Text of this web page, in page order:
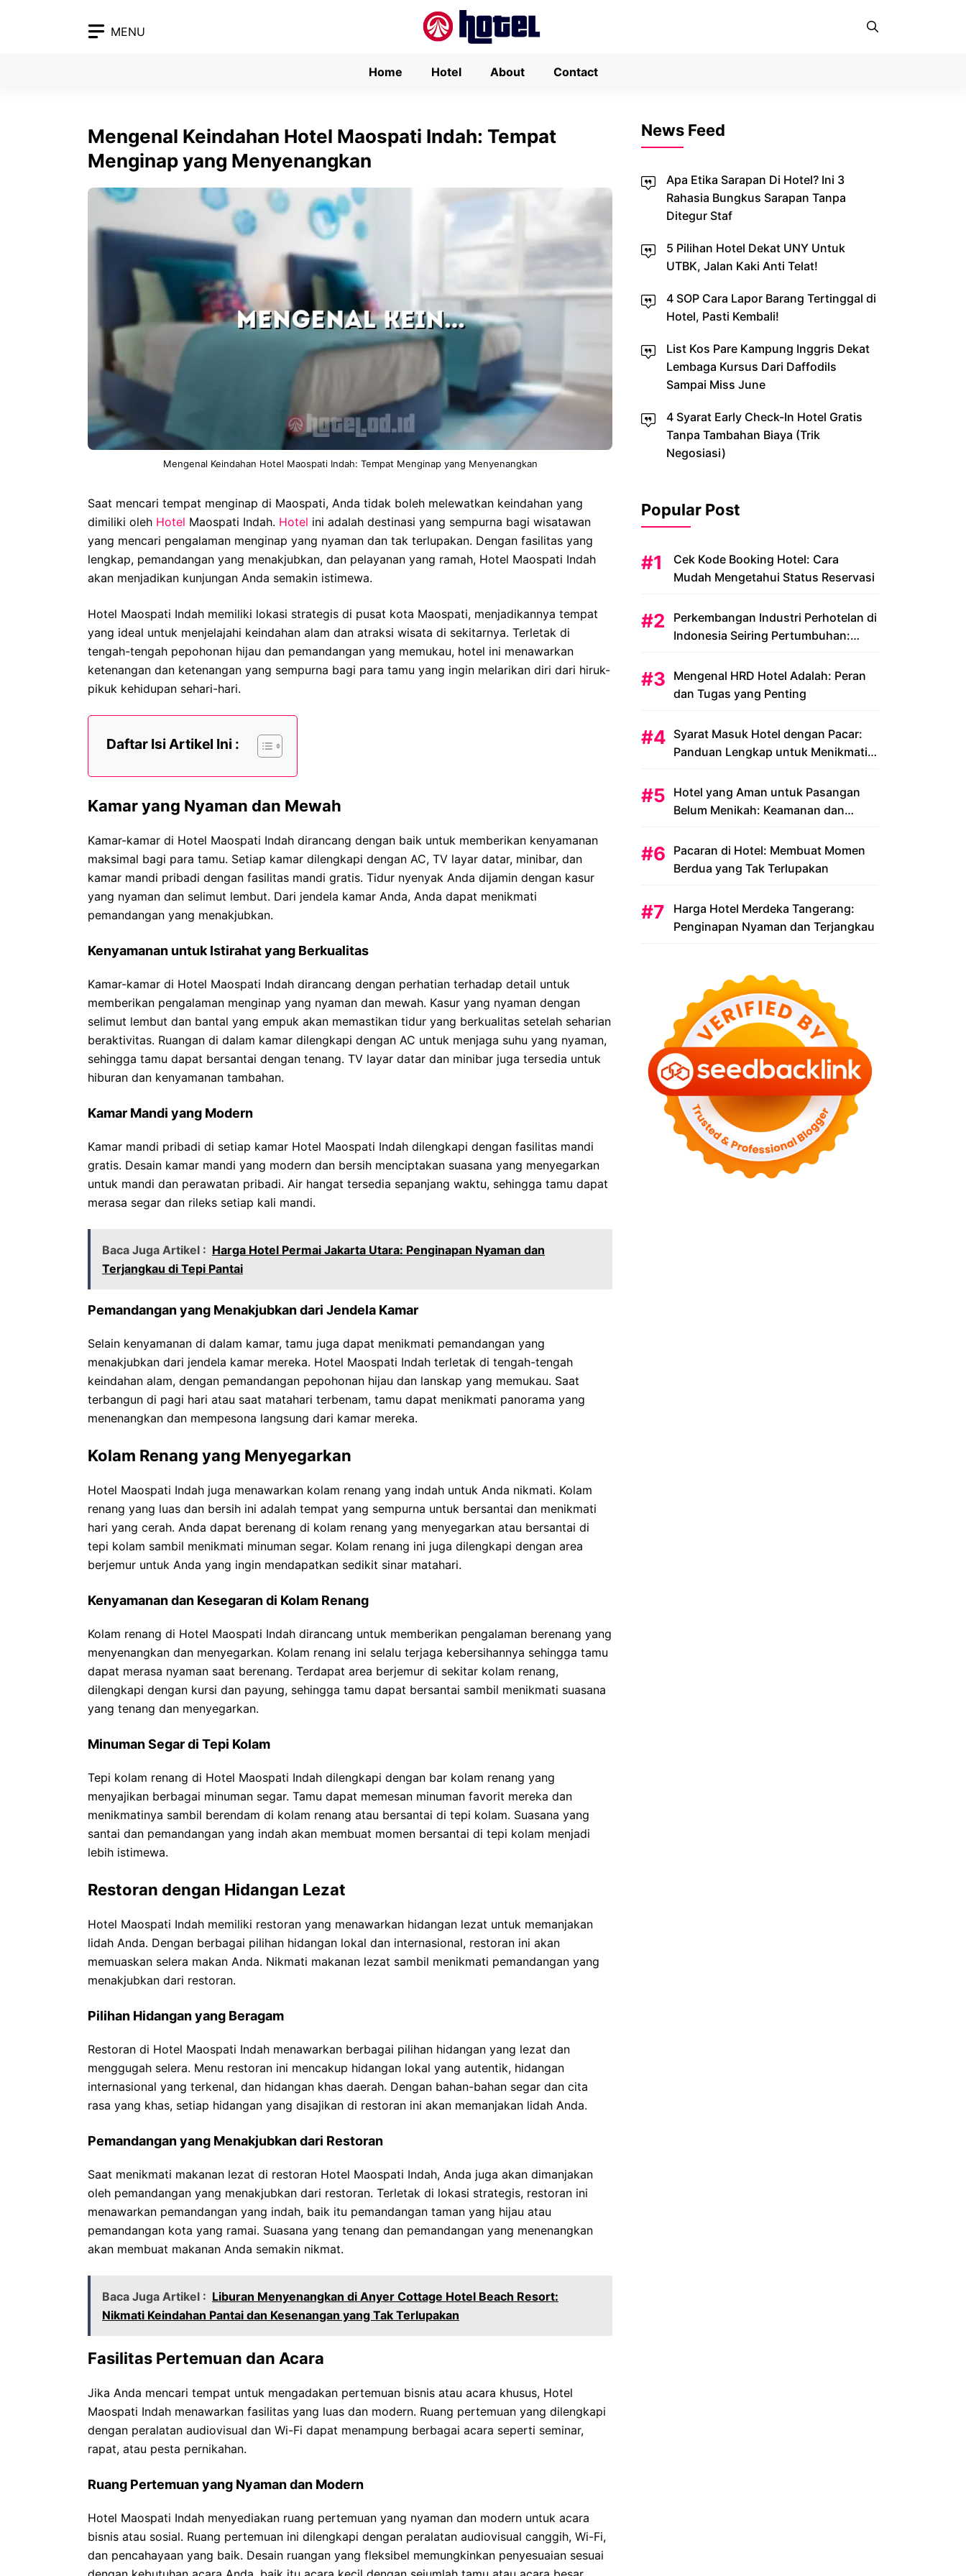
MENU
Home Hotel About Contact
Mengenal Keindahan Hotel Maospati Indah: Tempat
Menginap yang Menyenangkan
Mengenal Keindahan Hotel Maospati Indah: Tempat Menginap yang Menyenangkan
Saat mencari tempat menginap di Maospati, Anda tidak boleh melewatkan keindahan yang
dimiliki oleh Hotel Maospati Indah. Hotel ini adalah destinasi yang sempurna bagi wisatawan
yang mencari pengalaman menginap yang nyaman dan tak terlupakan. Dengan fasilitas yang
lengkap, pemandangan yang menakjubkan, dan pelayanan yang ramah, Hotel Maospati Indah
akan menjadikan kunjungan Anda semakin istimewa.
Hotel Maospati Indah memiliki lokasi strategis di pusat kota Maospati, menjadikannya tempat
yang ideal untuk menjelajahi keindahan alam dan atraksi wisata di sekitarnya. Terletak di
tengah-tengah pepohonan hijau dan pemandangan yang memukau, hotel ini menawarkan
ketenangan dan ketenangan yang sempurna bagi para tamu yang ingin melarikan diri dari hiruk-
pikuk kehidupan sehari-hari.
Daftar Isi Artikel Ini :
Kamar yang Nyaman dan Mewah
Kamar-kamar di Hotel Maospati Indah dirancang dengan baik untuk memberikan kenyamanan
maksimal bagi para tamu. Setiap kamar dilengkapi dengan AC, TV layar datar, minibar, dan
kamar mandi pribadi dengan fasilitas mandi gratis. Tidur nyenyak Anda dijamin dengan kasur
yang nyaman dan selimut lembut. Dari jendela kamar Anda, Anda dapat menikmati
pemandangan yang menakjubkan.
Kenyamanan untuk Istirahat yang Berkualitas
Kamar-kamar di Hotel Maospati Indah dirancang dengan perhatian terhadap detail untuk
memberikan pengalaman menginap yang nyaman dan mewah. Kasur yang nyaman dengan
selimut lembut dan bantal yang empuk akan memastikan tidur yang berkualitas setelah seharian
beraktivitas. Ruangan di dalam kamar dilengkapi dengan AC untuk menjaga suhu yang nyaman,
sehingga tamu dapat bersantai dengan tenang. TV layar datar dan minibar juga tersedia untuk
hiburan dan kenyamanan tambahan.
Kamar Mandi yang Modern
Kamar mandi pribadi di setiap kamar Hotel Maospati Indah dilengkapi dengan fasilitas mandi
gratis. Desain kamar mandi yang modern dan bersih menciptakan suasana yang menyegarkan
untuk mandi dan perawatan pribadi. Air hangat tersedia sepanjang waktu, sehingga tamu dapat
merasa segar dan rileks setiap kali mandi.
Baca Juga Artikel : Harga Hotel Permai Jakarta Utara: Penginapan Nyaman dan
Terjangkau di Tepi Pantai
Pemandangan yang Menakjubkan dari Jendela Kamar
Selain kenyamanan di dalam kamar, tamu juga dapat menikmati pemandangan yang
menakjubkan dari jendela kamar mereka. Hotel Maospati Indah terletak di tengah-tengah
keindahan alam, dengan pemandangan pepohonan hijau dan lanskap yang memukau. Saat
terbangun di pagi hari atau saat matahari terbenam, tamu dapat menikmati panorama yang
menenangkan dan mempesona langsung dari kamar mereka.
Kolam Renang yang Menyegarkan
Hotel Maospati Indah juga menawarkan kolam renang yang indah untuk Anda nikmati. Kolam
renang yang luas dan bersih ini adalah tempat yang sempurna untuk bersantai dan menikmati
hari yang cerah. Anda dapat berenang di kolam renang yang menyegarkan atau bersantai di
tepi kolam sambil menikmati minuman segar. Kolam renang ini juga dilengkapi dengan area
berjemur untuk Anda yang ingin mendapatkan sedikit sinar matahari.
Kenyamanan dan Kesegaran di Kolam Renang
Kolam renang di Hotel Maospati Indah dirancang untuk memberikan pengalaman berenang yang
menyenangkan dan menyegarkan. Kolam renang ini selalu terjaga kebersihannya sehingga tamu
dapat merasa nyaman saat berenang. Terdapat area berjemur di sekitar kolam renang,
dilengkapi dengan kursi dan payung, sehingga tamu dapat bersantai sambil menikmati suasana
yang tenang dan menyegarkan.
Minuman Segar di Tepi Kolam
Tepi kolam renang di Hotel Maospati Indah dilengkapi dengan bar kolam renang yang
menyajikan berbagai minuman segar. Tamu dapat memesan minuman favorit mereka dan
menikmatinya sambil berendam di kolam renang atau bersantai di tepi kolam. Suasana yang
santai dan pemandangan yang indah akan membuat momen bersantai di tepi kolam menjadi
lebih istimewa.
Restoran dengan Hidangan Lezat
Hotel Maospati Indah memiliki restoran yang menawarkan hidangan lezat untuk memanjakan
lidah Anda. Dengan berbagai pilihan hidangan lokal dan internasional, restoran ini akan
memuaskan selera makan Anda. Nikmati makanan lezat sambil menikmati pemandangan yang
menakjubkan dari restoran.
Pilihan Hidangan yang Beragam
Restoran di Hotel Maospati Indah menawarkan berbagai pilihan hidangan yang lezat dan
menggugah selera. Menu restoran ini mencakup hidangan lokal yang autentik, hidangan
internasional yang terkenal, dan hidangan khas daerah. Dengan bahan-bahan segar dan cita
rasa yang khas, setiap hidangan yang disajikan di restoran ini akan memanjakan lidah Anda.
Pemandangan yang Menakjubkan dari Restoran
Saat menikmati makanan lezat di restoran Hotel Maospati Indah, Anda juga akan dimanjakan
oleh pemandangan yang menakjubkan dari restoran. Terletak di lokasi strategis, restoran ini
menawarkan pemandangan yang indah, baik itu pemandangan taman yang hijau atau
pemandangan kota yang ramai. Suasana yang tenang dan pemandangan yang menenangkan
akan membuat makanan Anda semakin nikmat.
Baca Juga Artikel : Liburan Menyenangkan di Anyer Cottage Hotel Beach Resort:
Nikmati Keindahan Pantai dan Kesenangan yang Tak Terlupakan
Fasilitas Pertemuan dan Acara
Jika Anda mencari tempat untuk mengadakan pertemuan bisnis atau acara khusus, Hotel
Maospati Indah menawarkan fasilitas yang luas dan modern. Ruang pertemuan yang dilengkapi
dengan peralatan audiovisual dan Wi-Fi dapat menampung berbagai acara seperti seminar,
rapat, atau pesta pernikahan.
Ruang Pertemuan yang Nyaman dan Modern
Hotel Maospati Indah menyediakan ruang pertemuan yang nyaman dan modern untuk acara
bisnis atau sosial. Ruang pertemuan ini dilengkapi dengan peralatan audiovisual canggih, Wi-Fi,
dan pencahayaan yang baik. Desain ruangan yang fleksibel memungkinkan penyesuaian sesuai
News Feed
Apa Etika Sarapan Di Hotel? Ini 3
Rahasia Bungkus Sarapan Tanpa
Ditegur Staf
5 Pilihan Hotel Dekat UNY Untuk
UTBK, Jalan Kaki Anti Telat!
4 SOP Cara Lapor Barang Tertinggal di
Hotel, Pasti Kembali!
List Kos Pare Kampung Inggris Dekat
Lembaga Kursus Dari Daffodils
Sampai Miss June
4 Syarat Early Check-In Hotel Gratis
Tanpa Tambahan Biaya (Trik
Negosiasi)
Popular Post
Cek Kode Booking Hotel: Cara
Mudah Mengetahui Status Reservasi
Perkembangan Industri Perhotelan di
Indonesia Seiring Pertumbuhan:
Mengenal HRD Hotel Adalah: Peran
dan Tugas yang Penting
Syarat Masuk Hotel dengan Pacar:
Panduan Lengkap untuk Menikmati
Hotel yang Aman untuk Pasangan
Belum Menikah: Keamanan dan
Pacaran di Hotel: Membuat Momen
Berdua yang Tak Terlupakan
Harga Hotel Merdeka Tangerang:
Penginapan Nyaman dan Terjangkau